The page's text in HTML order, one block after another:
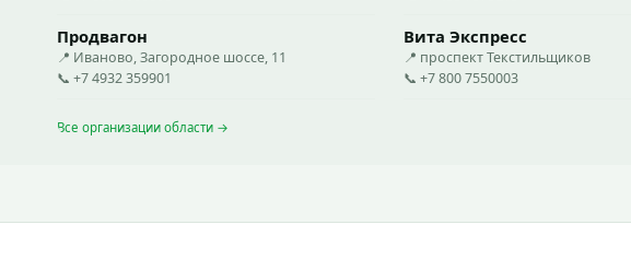
Продвагон
📍 Иваново, Загородное шоссе, 11
📞 +7 4932 359901
Вита Экспресс
📍 проспект Текстильщиков
📞 +7 800 7550003
Все организации области →